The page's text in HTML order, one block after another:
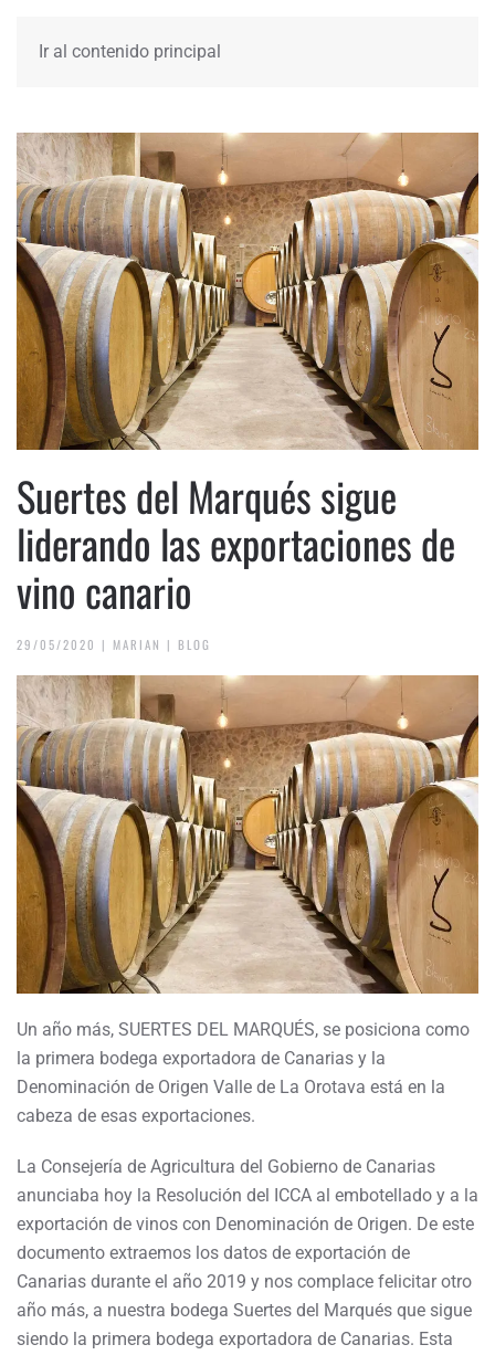
Ir al contenido principal
Suertes del Marqués sigue
liderando las exportaciones de
vino canario
29/05/2020 | MARIAN | BLOG
Un año más, SUERTES DEL MARQUÉS, se posiciona como
la primera bodega exportadora de Canarias y la
Denominación de Origen Valle de La Orotava está en la
cabeza de esas exportaciones.
La Consejería de Agricultura del Gobierno de Canarias
anunciaba hoy la Resolución del ICCA al embotellado y a la
exportación de vinos con Denominación de Origen. De este
documento extraemos los datos de exportación de
Canarias durante el año 2019 y nos complace felicitar otro
año más, a nuestra bodega Suertes del Marqués que sigue
siendo la primera bodega exportadora de Canarias. Esta